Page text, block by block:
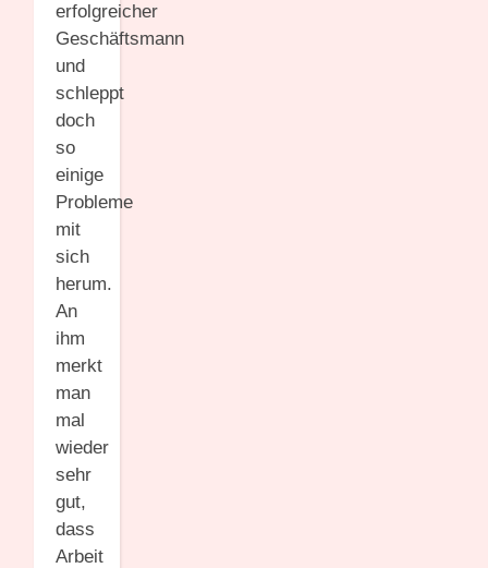
erfolgreicher
Geschäftsmann
und
schleppt
doch
so
einige
Probleme
mit
sich
herum.
An
ihm
merkt
man
mal
wieder
sehr
gut,
dass
Arbeit